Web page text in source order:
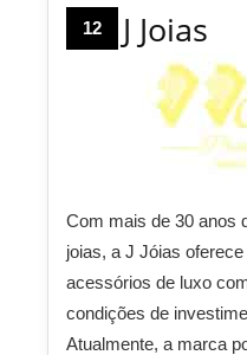
12 J Joias
Com mais de 30 anos
joias, a J Jóias
acessórios de luxo
condições de
Atualmente, a marca